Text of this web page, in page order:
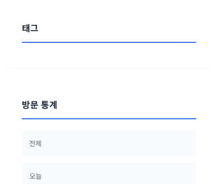
태그
방문 통계
전체
오늘